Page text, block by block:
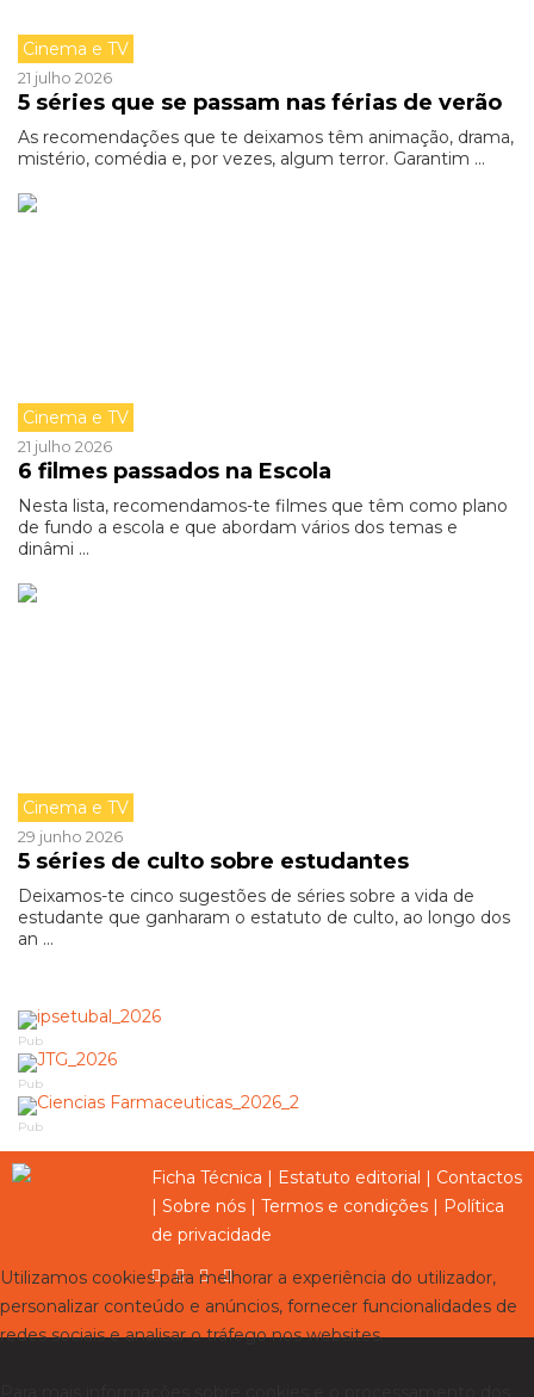
Cinema e TV
21 julho 2026
5 séries que se passam nas férias de verão
As recomendações que te deixamos têm animação, drama,
mistério, comédia e, por vezes, algum terror. Garantim ...
Cinema e TV
21 julho 2026
6 filmes passados na Escola
Nesta lista, recomendamos-te filmes que têm como plano
de fundo a escola e que abordam vários dos temas e
dinâmi ...
Cinema e TV
29 junho 2026
5 séries de culto sobre estudantes
Deixamos-te cinco sugestões de séries sobre a vida de
estudante que ganharam o estatuto de culto, ao longo dos
an ...
Pub
Pub
Pub
Ficha Técnica | Estatuto editorial | Contactos
| Sobre nós | Termos e condições | Política
de privacidade
Utilizamos cookies para melhorar a experiência do utilizador,
personalizar conteúdo e anúncios, fornecer funcionalidades de
redes sociais e analisar o tráfego nos websites.